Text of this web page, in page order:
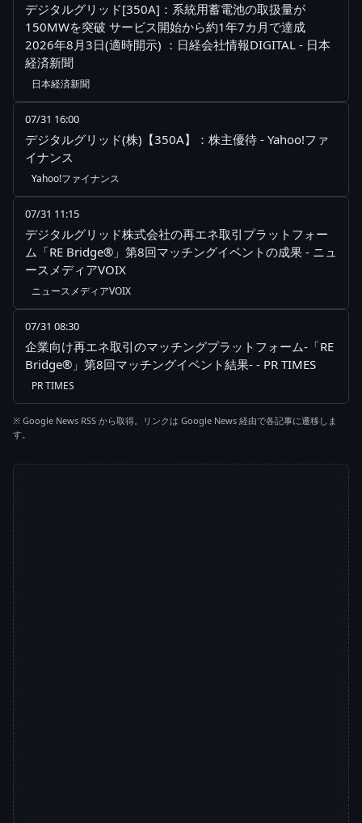
デジタルグリッド[350A]：系統用蓄電池の取扱量が
150MWを突破 サービス開始から約1年7カ月で達成
2026年8月3日(適時開示) ：日経会社情報DIGITAL - 日本
経済新聞
日本経済新聞
07/31 16:00
デジタルグリッド(株)【350A】：株主優待 - Yahoo!ファ
イナンス
Yahoo!ファイナンス
07/31 11:15
デジタルグリッド株式会社の再エネ取引プラットフォー
ム「RE Bridge®」第8回マッチングイベントの成果 - ニュ
ースメディアVOIX
ニュースメディアVOIX
07/31 08:30
企業向け再エネ取引のマッチングプラットフォーム-「RE
Bridge®」第8回マッチングイベント結果- - PR TIMES
PR TIMES
※ Google News RSS から取得。リンクは Google News 経由で各記事に遷移しま
す。